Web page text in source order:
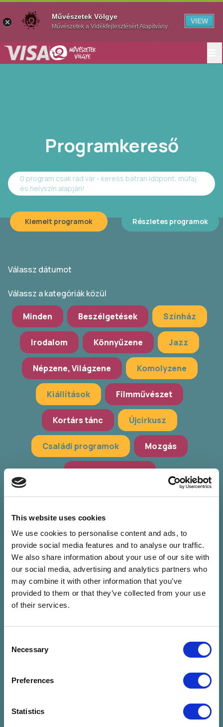
This website uses cookies
We use cookies to personalise content and ads, to
provide social media features and to analyse our traffic.
We also share information about your use of our site with
our social media, advertising and analytics partners who
may combine it with other information that you’ve
provided to them or that they’ve collected from your use
of their services.
Selection
Necessary
Preferences
Statistics
Programkereső
0 program csak rád vár - keress bátran időpont, műfaj
és helyszín alapján!
Kiemelt programok Részletes programok
Válassz dátumot
Válassz a kategóriák közül
Minden Beszélgetések Színház
Irodalom Könnyűzene Jazz
Népzene, Világzene Komolyzene
Kiállítások Filmművészet
Kortárs tánc Újcirkusz
Családi programok Mozgás
Hagyományőrzés
Workshop, előadások Zöld programok
Nincs találat a
megadott
szűrésre
Művészetek Völgye
Művészetek a Vidékfejlesztésért Alapítvány
VIEW